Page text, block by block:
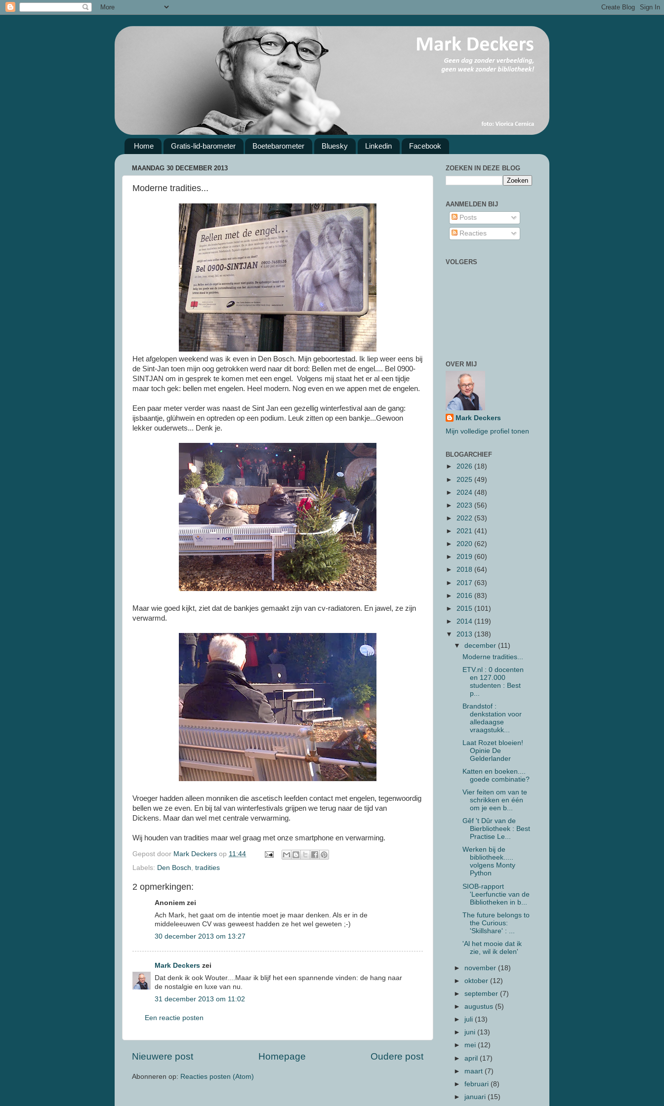
Home Gratis-lid-barometer Boetebarometer Bluesky Linkedin Facebook
MAANDAG 30 DECEMBER 2013
Moderne tradities...
Het afgelopen weekend was ik even in Den Bosch. Mijn geboortestad. Ik liep weer eens bij
de Sint-Jan toen mijn oog getrokken werd naar dit bord: Bellen met de engel.... Bel 0900-
SINTJAN om in gesprek te komen met een engel. Volgens mij staat het er al een tijdje
maar toch gek: bellen met engelen. Heel modern. Nog even en we appen met de engelen.
Een paar meter verder was naast de Sint Jan een gezellig winterfestival aan de gang:
ijsbaantje, glühwein en optreden op een podium. Leuk zitten op een bankje...Gewoon
lekker ouderwets... Denk je.
Maar wie goed kijkt, ziet dat de bankjes gemaakt zijn van cv-radiatoren. En jawel, ze zijn
verwarmd.
Vroeger hadden alleen monniken die ascetisch leefden contact met engelen, tegenwoordig
bellen we ze even. En bij tal van winterfestivals grijpen we terug naar de tijd van
Dickens. Maar dan wel met centrale verwarming.
Wij houden van tradities maar wel graag met onze smartphone en verwarming.
Gepost door Mark Deckers op 11:44
Labels: Den Bosch tradities
2 opmerkingen:
Anoniem zei
Ach Mark, het gaat om de intentie moet je maar denken. Als er in de
middeleeuwen CV was geweest hadden ze het wel geweten ;-)
30 december 2013 om 13:27
Mark Deckers zei
Dat denk ik ook Wouter....Maar ik blijf het een spannende vinden: de hang naar
de nostalgie en luxe van nu.
31 december 2013 om 11:02
Een reactie posten
Nieuwere post Oudere post
Homepage
Abonneren op: Reacties posten (Atom)
ZOEKEN IN DEZE BLOG
AANMELDEN BIJ
Posts
Reacties
VOLGERS
OVER MIJ
Mark Deckers
Mijn volledige profiel tonen
BLOGARCHIEF
► 2026 (18)
► 2025 (49)
► 2024 (48)
► 2023 (56)
► 2022 (53)
► 2021 (41)
► 2020 (62)
► 2019 (60)
► 2018 (64)
► 2017 (63)
► 2016 (83)
► 2015 (101)
► 2014 (119)
▼ 2013 (138)
▼december (11)
Moderne tradities...
ETV.nl : 0 docenten
en 127.000
studenten : Best
p...
Brandstof :
denkstation voor
alledaagse
vraagstukk...
Laat Rozet bloeien!
Opinie De
Gelderlander
Katten en boeken....
goede combinatie?
Vier feiten om van te
schrikken en één
om je een b...
Gêf 't Dûr van de
Bierbliotheek : Best
Practise Le...
Werken bij de
bibliotheek.....
volgens Monty
Python
SIOB-rapport
'Leerfunctie van de
Bibliotheken in b...
The future belongs to
the Curious:
'Skillshare' : ...
'Al het mooie dat ik
zie, wil ik delen'
► november (18)
►oktober (12)
►september (7)
►augustus (5)
► juli (13)
► juni (13)
► mei (12)
►april (17)
► maart (7)
►februari (8)
► januari (15)